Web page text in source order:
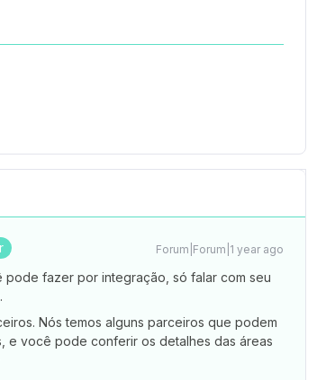
Forum|Forum|1 year ago
pode fazer por integração, só falar com seu
Nós temos alguns parceiros que podem
e você pode conferir os detalhes das áreas